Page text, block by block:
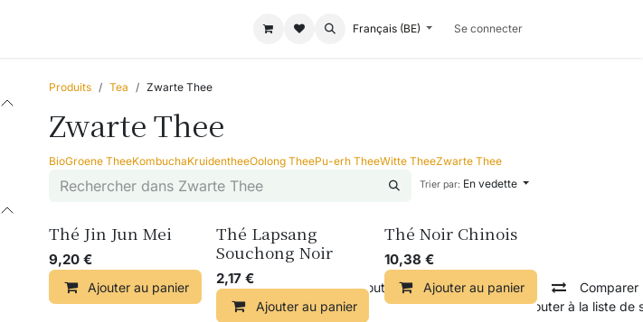
Français (BE) Se connecter
Produits Tea Zwarte Thee
Zwarte Thee
BioGroene TheeKombuchaKruidentheeOolong TheePu-erh TheeWitte TheeZwarte Thee
Trier par: En vedette
Thé Jin Jun Mei
9,20 €
Ajouter au panier Comparer Ajouter à la liste de souhaits
Thé Lapsang
Souchong Noir
2,17 €
Ajouter au panier Comparer Ajouter à la liste de
Thé Noir Chinois
10,38 €
Ajouter au panier Comparer